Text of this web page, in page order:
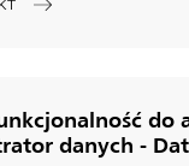
do
danych -